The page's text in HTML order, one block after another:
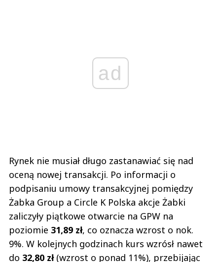
ad
Rynek nie musiał długo zastanawiać się nad
oceną nowej transakcji. Po informacji o
podpisaniu umowy transakcyjnej pomiędzy
Żabka Group a Circle K Polska akcje Żabki
zaliczyły piątkowe otwarcie na GPW na
poziomie 31,89 zł, co oznacza wzrost o nok.
9%. W kolejnych godzinach kurs wzrósł nawet
do 32,80 zł (wzrost o ponad 11%), przebijając